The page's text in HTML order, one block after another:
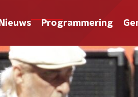
Nieuws Programmering